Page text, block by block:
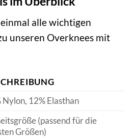
alle wichtigen
unseren Overknees mit
Nylon, 12% Elasthan
(passend für die
Größen)